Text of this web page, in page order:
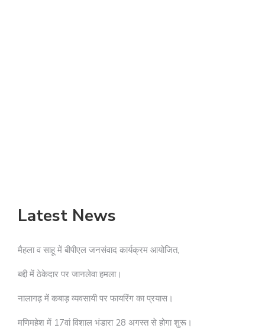
Latest News
मैहला व साहू में बीपीएल जनसंवाद कार्यक्रम आयोजित,
बद्दी में ठेकेदार पर जानलेवा हमला।
नालागढ़ में कबाड़ व्यवसायी पर फायरिंग का प्रयास।
मणिमहेश में 17वां विशाल भंडारा 28 अगस्त से होगा शुरू।